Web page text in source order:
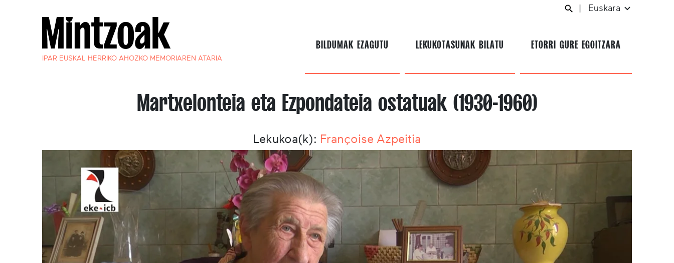
IPAR EUSKAL HERRIKO AHOZKO MEMORIAREN ATARIA
Euskara
BILDUMAK EZAGUTU LEKUKOTASUNAK BILATU ETORRI GURE EGOITZARA
Martxelonteia eta Ezpondateia ostatuak (1930-1960)
Lekukoa(k): Françoise Azpeitia